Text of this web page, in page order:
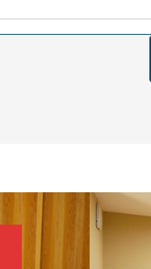
落語と日本舞踊の